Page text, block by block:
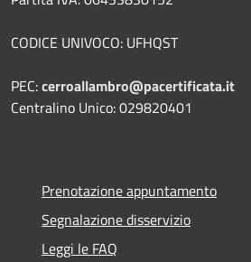
CODICE UNIVOCO: UFHQST
PEC:cerroallambro@pacertificata.it
Centralino Unico: 029820401
Prenotazione appuntamento
Segnalazione disservizio
Leggi le FAQ